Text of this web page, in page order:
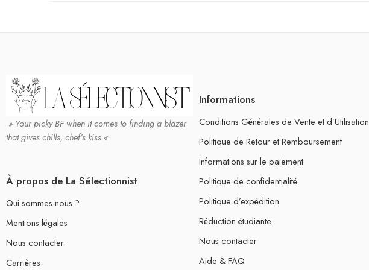
» Your picky BF when it comes to finding a blazer
that gives chills, chef’s kiss «
À propos de La Sélectionnist
Qui sommes-nous ?
Mentions légales
Nous contacter
Carrières
Informations
Conditions Générales de Vente et d’Utilisation
Politique de Retour et Remboursement
Informations sur le paiement
Politique de confidentialité
Politique d’expédition
Réduction étudiante
Nous contacter
Aide & FAQ